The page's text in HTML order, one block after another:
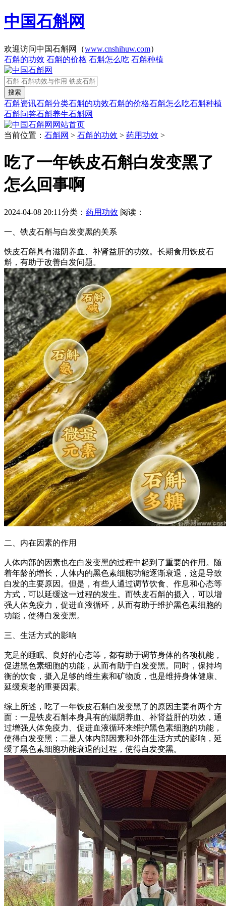
中国石斛网
欢迎访问中国石斛网（www.cnshihuw.com）
石斛的功效 石斛的价格 石斛怎么吃 石斛种植
石斛资讯石斛分类石斛的功效石斛的价格石斛怎么吃石斛种植
石斛问答石斛养生石斛网
网站首页
当前位置： 石斛网 > 石斛的功效 > 药用功效 >
吃了一年铁皮石斛白发变黑了
怎么回事啊
2024-04-08 20:11分类： 药用功效 阅读：
一、铁皮石斛与白发变黑的关系
铁皮石斛具有滋阴养血、补肾益肝的功效。长期食用铁皮石
斛，有助于改善白发问题。
二、内在因素的作用
人体内部的因素也在白发变黑的过程中起到了重要的作用。随
着年龄的增长，人体内的黑色素细胞功能逐渐衰退，这是导致
白发的主要原因。但是，有些人通过调节饮食、作息和心态等
方式，可以延缓这一过程的发生。而铁皮石斛的摄入，可以增
强人体免疫力，促进血液循环，从而有助于维护黑色素细胞的
功能，使得白发变黑。
三、生活方式的影响
充足的睡眠、良好的心态等，都有助于调节身体的各项机能，
促进黑色素细胞的功能，从而有助于白发变黑。同时，保持均
衡的饮食，摄入足够的维生素和矿物质，也是维持身体健康、
延缓衰老的重要因素。
综上所述，吃了一年铁皮石斛白发变黑了的原因主要有两个方
面：一是铁皮石斛本身具有的滋阴养血、补肾益肝的功效，通
过增强人体免疫力、促进血液循环来维护黑色素细胞的功能，
使得白发变黑；二是人体内部因素和外部生活方式的影响，延
缓了黑色素细胞功能衰退的过程，使得白发变黑。